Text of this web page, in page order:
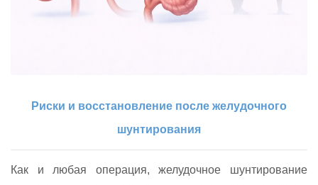
Риски и восстановление после желудочного
шунтирования
Как и любая операция, желудочное шунтирование